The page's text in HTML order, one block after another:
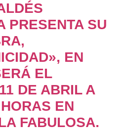
PRESENTA SU
EN
EL
DE ABRIL A
EN
FABULOSA.